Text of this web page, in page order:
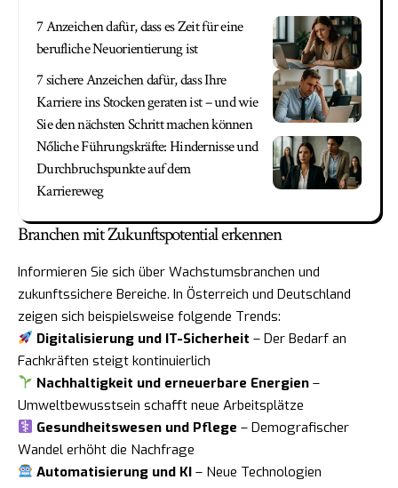
7 Anzeichen dafür, dass es Zeit für eine
berufliche Neuorientierung ist
7 sichere Anzeichen dafür, dass Ihre
Karriere ins Stocken geraten ist – und wie
Sie den nächsten Schritt machen können
Nőliche Führungskräfte: Hindernisse und
Durchbruchspunkte auf dem
Karriereweg
Branchen mit Zukunftspotential erkennen
Informieren Sie sich über Wachstumsbranchen und
zukunftssichere Bereiche. In Österreich und Deutschland
zeigen sich beispielsweise folgende Trends:
Digitalisierung und IT-Sicherheit – Der Bedarf an
Fachkräften steigt kontinuierlich
Nachhaltigkeit und erneuerbare Energien –
Umweltbewusstsein schafft neue Arbeitsplätze
Gesundheitswesen und Pflege – Demografischer
Wandel erhöht die Nachfrage
Automatisierung und KI – Neue Technologien